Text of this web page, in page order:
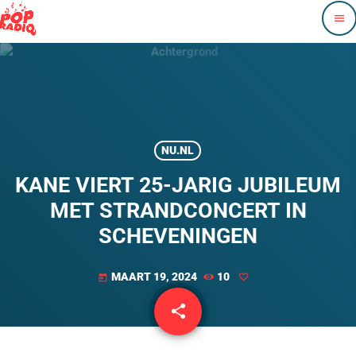
menu
NU.NL
KANE VIERT 25-JARIG JUBILEUM
MET STRANDCONCERT IN
SCHEVENINGEN
today MAART 19, 2024 10
share
email